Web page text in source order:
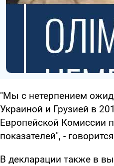
"Мы с нетерпением
Украиной и Грузией в
Европейской Комиссии
показателей", -
В декларации также в